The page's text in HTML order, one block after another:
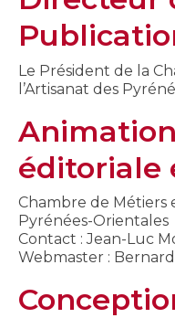
Le Président de la
l’Artisanat des
éditoriale
Chambre de Métiers
Pyrénées-Orientales
Contact : Jean-Luc
Webmaster :